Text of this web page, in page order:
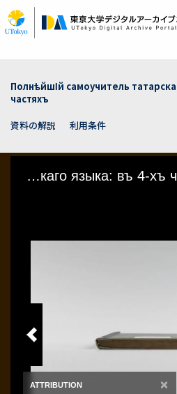
イ
ン
ПолнѣйшІй самоучитель
частяхъ
資料の解説
利用条件